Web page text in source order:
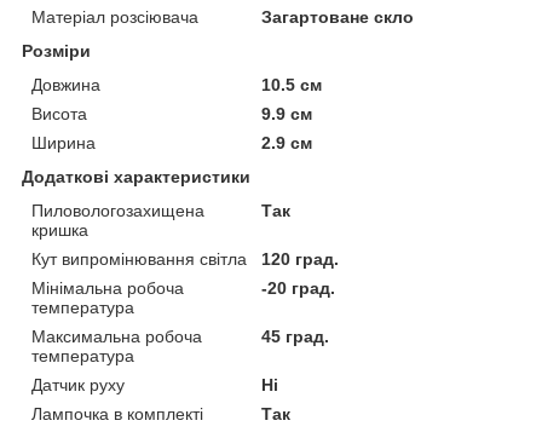
Матеріал розсіювача
Загартоване скло
Розміри
Довжина
10.5 см
Висота
9.9 см
Ширина
2.9 см
Додаткові характеристики
Пиловологозахищена
кришка
Так
Кут випромінювання світла
120 град.
Мінімальна робоча
температура
-20 град.
Максимальна робоча
температура
45 град.
Датчик руху
Ні
Лампочка в комплекті
Так